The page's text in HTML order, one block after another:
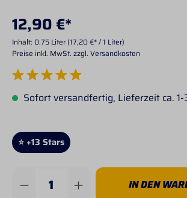
12,90 €*
Inhalt: 0.75 Liter (17,20 €* / 1 Liter)
Preise inkl. MwSt. zzgl. Versandkosten
Durchschnittliche Bewertung von 5 von 5 Sternen
Sofort versandfertig, Lieferzeit ca.
⭐ +13 Stars
Produkt Anzahl: Gib den
IN DEN